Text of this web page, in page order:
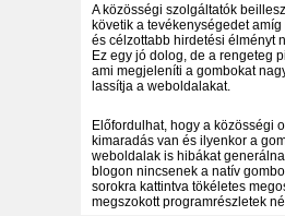
A közösségi szolgáltatók
követik a tevékenységedet
és célzottabb hirdetési élményt
Ez egy jó dolog, de a rengeteg
ami megjeleníti a gombokat
lassítja a weboldalakat.
Előfordulhat, hogy a közösségi
kimaradás van és ilyenkor a
weboldalak is hibákat
blogon nincsenek a natív
sorokra kattintva tökéletes
megszokott programrészletek